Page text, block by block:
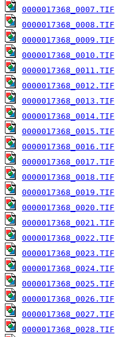
0000017368_0007.TIF
0000017368_0008.TIF
0000017368_0009.TIF
0000017368_0010.TIF
0000017368_0011.TIF
0000017368_0012.TIF
0000017368_0013.TIF
0000017368_0014.TIF
0000017368_0015.TIF
0000017368_0016.TIF
0000017368_0017.TIF
0000017368_0018.TIF
0000017368_0019.TIF
0000017368_0020.TIF
0000017368_0021.TIF
0000017368_0022.TIF
0000017368_0023.TIF
0000017368_0024.TIF
0000017368_0025.TIF
0000017368_0026.TIF
0000017368_0027.TIF
0000017368_0028.TIF